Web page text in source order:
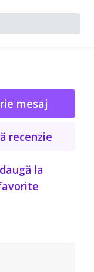
mesaj
recenzie
la